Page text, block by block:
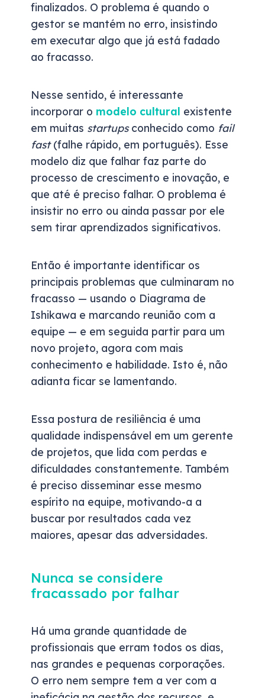
finalizados. O problema é quando o
gestor se mantém no erro, insistindo
em executar algo que já está fadado
ao fracasso.
Nesse sentido, é interessante
incorporar o modelo cultural existente
em muitas startupsconhecido como fail
fast(falhe rápido, em português). Esse
modelo diz que falhar faz parte do
processo de crescimento e inovação, e
que até é preciso falhar. O problema é
insistir no erro ou ainda passar por ele
sem tirar aprendizados significativos.
Então é importante identificar os
principais problemas que culminaram no
fracasso — usando o Diagrama de
Ishikawa e marcando reunião com a
equipe — e em seguida partir para um
novo projeto, agora com mais
conhecimento e habilidade. Isto é, não
adianta ficar se lamentando.
Essa postura de resiliência é uma
qualidade indispensável em um gerente
de projetos, que lida com perdas e
dificuldades constantemente. Também
é preciso disseminar esse mesmo
espírito na equipe, motivando-a a
buscar por resultados cada vez
maiores, apesar das adversidades.
Nunca se considere
fracassado por falhar
Há uma grande quantidade de
profissionais que erram todos os dias,
nas grandes e pequenas corporações.
O erro nem sempre tem a ver com a